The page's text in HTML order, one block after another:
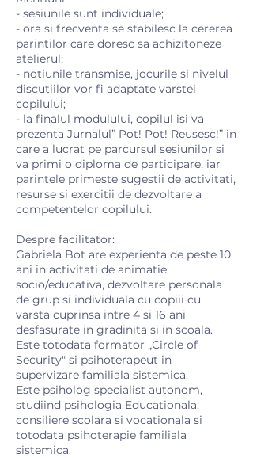
- sesiunile sunt individuale;
- ora si frecventa se stabilesc la cererea
parintilor care doresc sa achizitoneze
atelierul;
- notiunile transmise, jocurile si nivelul
discutiilor vor fi adaptate varstei
copilului;
- la finalul modulului, copilul isi va
prezenta Jurnalul” Pot! Pot! Reusesc!” in
care a lucrat pe parcursul sesiunilor si
va primi o diploma de participare, iar
parintele primeste sugestii de activitati,
resurse si exercitii de dezvoltare a
competentelor copilului.
Despre facilitator:
Gabriela Bot are experienta de peste 10
ani in activitati de animatie
socio/educativa, dezvoltare personala
de grup si individuala cu copiii cu
varsta cuprinsa intre 4 si 16 ani
desfasurate in gradinita si in scoala.
Este totodata formator „Circle of
Security" si psihoterapeut in
supervizare familiala sistemica.
Este psiholog specialist autonom,
studiind psihologia Educationala,
consiliere scolara si vocationala si
totodata psihoterapie familiala
sistemica.